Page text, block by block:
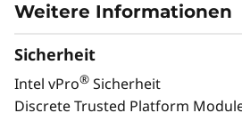
Weitere Informationen
Sicherheit
Intel vPro® Sicherheit
Discrete Trusted Platform